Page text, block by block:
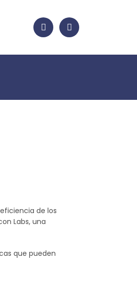
de los
Labs, una
que pueden